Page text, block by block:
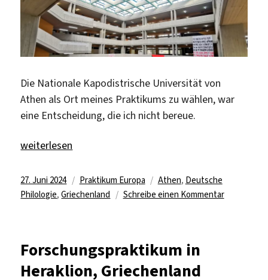
Die Nationale Kapodistrische Universität von
Athen als Ort meines Praktikums zu wählen, war
eine Entscheidung, die ich nicht bereue.
„Deutsch unterrichten an der Nationalen
weiterlesen
Veröffentlicht
am
27. Juni 2024 Kategorien
Praktikum Europa Schlagwörter
Athen, Deutsche
Philologie,Griechenland Schreibe einen Kommentarzu
Forschungspraktikum in
Heraklion, Griechenland